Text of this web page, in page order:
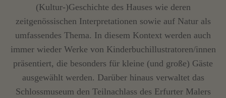
(Kultur-)Geschichte des Hauses wie deren
zeitgenössischen Interpretationen sowie auf Natur als
umfassendes Thema. In diesem Kontext werden auch
immer wieder Werke von Kinderbuchillustratoren/innen
präsentiert, die besonders für kleine (und große) Gäste
ausgewählt werden. Darüber hinaus verwaltet das
Schlossmuseum den Teilnachlass des Erfurter Malers